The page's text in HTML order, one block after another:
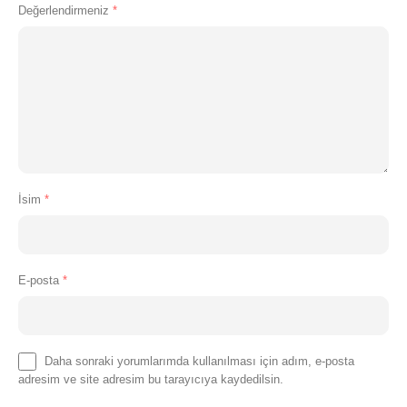
Değerlendirmeniz *
İsim *
E-posta *
Daha sonraki yorumlarımda kullanılması için adım, e-posta
adresim ve site adresim bu tarayıcıya kaydedilsin.